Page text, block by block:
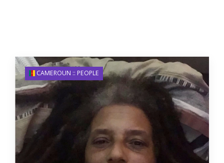
CAMEROUN :: PEOPLE